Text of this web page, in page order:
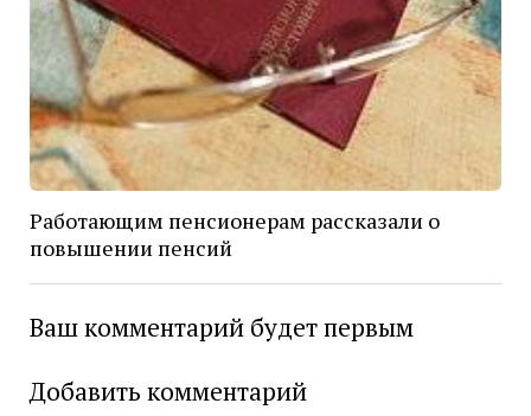
Работающим пенсионерам рассказали о
повышении пенсий
Ваш комментарий будет первым
Добавить комментарий